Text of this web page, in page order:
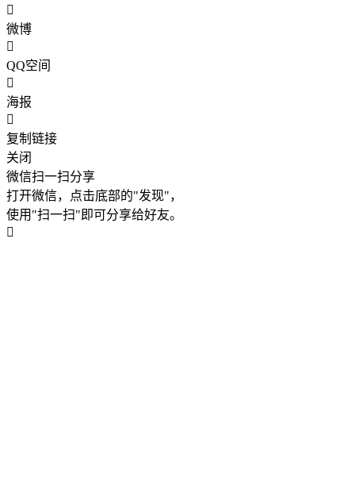
微博
QQ空间
海报
复制链接
关闭
微信扫一扫分享
打开微信，点击底部的"发现"，
使用"扫一扫"即可分享给好友。